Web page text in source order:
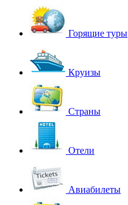
Горящие туры
Круизы
Страны
Отели
Авиабилеты